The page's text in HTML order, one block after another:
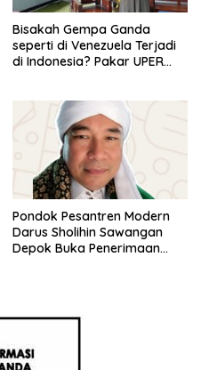
Bisakah Gempa Ganda
seperti di Venezuela Terjadi
di Indonesia? Pakar UPER
Pondok Pesantren Modern
Darus Sholihin Sawangan
Depok Buka Penerimaan